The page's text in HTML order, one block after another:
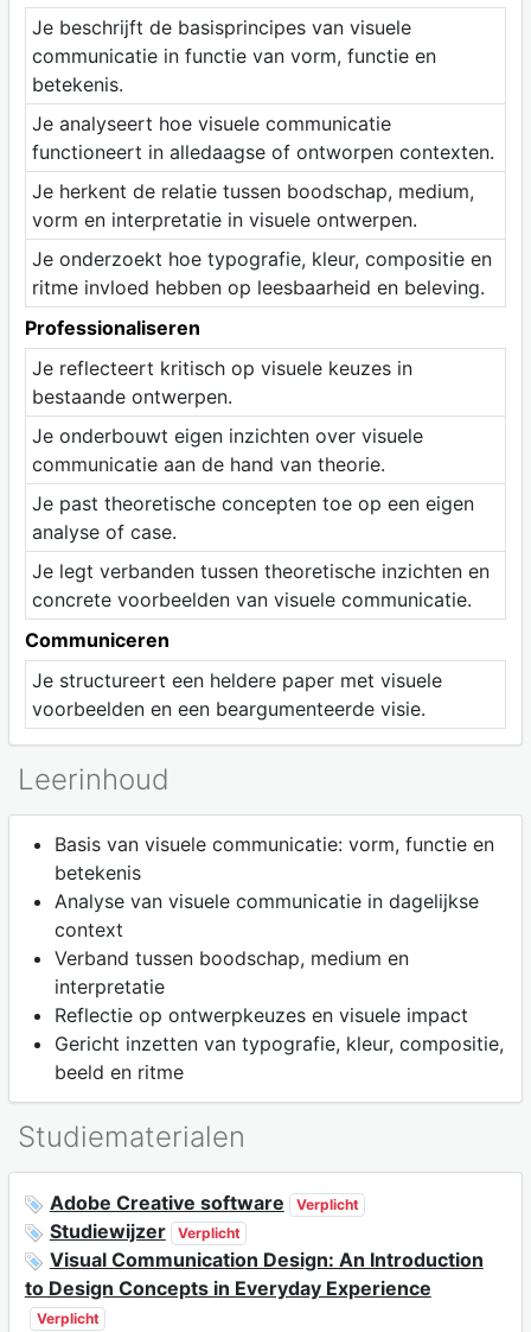
Je beschrijft de basisprincipes van visuele
communicatie in functie van vorm, functie en
betekenis.
Je analyseert hoe visuele communicatie
functioneert in alledaagse of ontworpen contexten.
Je herkent de relatie tussen boodschap, medium,
vorm en interpretatie in visuele ontwerpen.
Je onderzoekt hoe typografie, kleur, compositie en
ritme invloed hebben op leesbaarheid en beleving.
Professionaliseren
Je reflecteert kritisch op visuele keuzes in
bestaande ontwerpen.
Je onderbouwt eigen inzichten over visuele
communicatie aan de hand van theorie.
Je past theoretische concepten toe op een eigen
analyse of case.
Je legt verbanden tussen theoretische inzichten en
concrete voorbeelden van visuele communicatie.
Communiceren
Je structureert een heldere paper met visuele
voorbeelden en een beargumenteerde visie.
Leerinhoud
Basis van visuele communicatie: vorm, functie en
betekenis
Analyse van visuele communicatie in dagelijkse
context
Verband tussen boodschap, medium en
interpretatie
Reflectie op ontwerpkeuzes en visuele impact
Gericht inzetten van typografie, kleur, compositie,
beeld en ritme
Studiematerialen
Adobe Creative software Verplicht
Studiewijzer Verplicht
Visual Communication Design: An Introduction
to Design Concepts in Everyday Experience
Verplicht